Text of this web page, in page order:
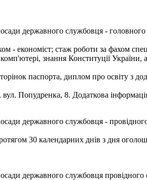
державного службовця - головного
- економіст; стаж роботи за фахом
знання Конституції України,
паспорта, диплом про освіту з
Попудренка, 8. Додаткова
державного службовця - провідного
30 календарних днів з дня
державного службовця провідного